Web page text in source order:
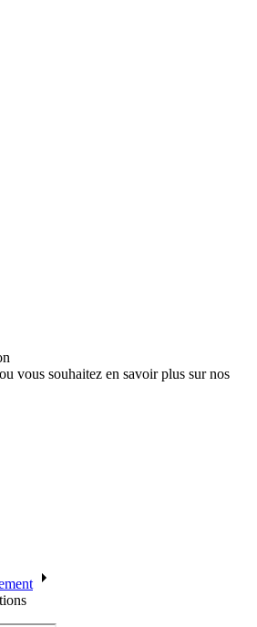
vous souhaitez en savoir plus sur nos